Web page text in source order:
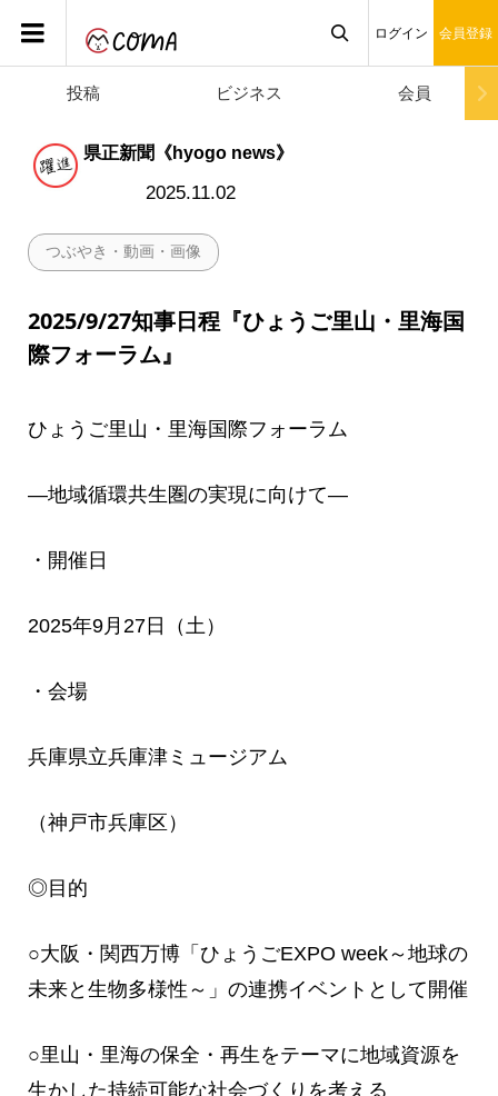
ログイン 会員登録
投稿 ビジネス 会員
県正新聞《hyogo news》
2025.11.02
つぶやき・動画・画像
2025/9/27知事日程『ひょうご里山・里海国
際フォーラム』
ひょうご里山・里海国際フォーラム
―地域循環共生圏の実現に向けて―
・開催日
2025年9月27日（土）
・会場
兵庫県立兵庫津ミュージアム
（神戸市兵庫区）
◎目的
○大阪・関西万博「ひょうごEXPO week～地球の
未来と生物多様性～」の連携イベントとして開催
○里山・里海の保全・再生をテーマに地域資源を
生かした持続可能な社会づくりを考える